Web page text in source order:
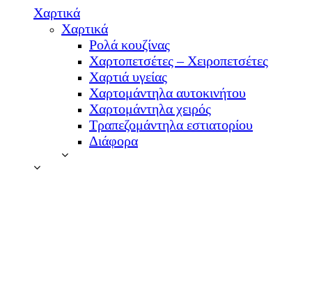
Χαρτικά
Χαρτικά
Ρολά κουζίνας
Χαρτοπετσέτες – Χειροπετσέτες
Χαρτιά υγείας
Χαρτομάντηλα αυτοκινήτου
Χαρτομάντηλα χειρός
Τραπεζομάντηλα εστιατορίου
Διάφορα